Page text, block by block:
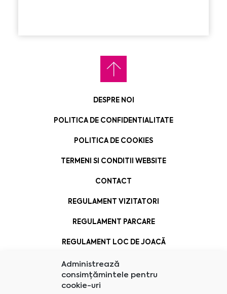
Administrează
consimțămintele pentru
cookie-uri
DESPRE NOI
POLITICA DE CONFIDENTIALITATE
POLITICA DE COOKIES
TERMENI SI CONDITII WEBSITE
CONTACT
REGULAMENT VIZITATORI
REGULAMENT PARCARE
REGULAMENT LOC DE JOACĂ